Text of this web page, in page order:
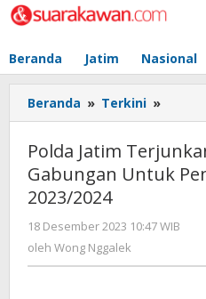
Lewati
ke
Beranda Jatim Nasional
Beranda » Terkini »
Jatim
13.034
2023/
Polda Jatim
Gabungan Untuk
2023/2024
18 Desember 2023 10:47 WIB
oleh Wong Nggalek